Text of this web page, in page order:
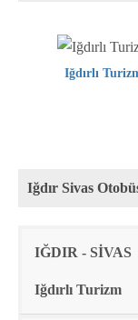
Iğdırlı
Iğdır Sivas
Rota Firma
IĞDIR - SİVAS
Iğdırlı Turizm